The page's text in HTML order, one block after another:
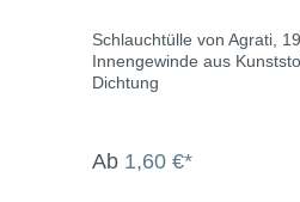
Schlauchtülle von Agrati,
Innengewinde aus
Dichtung
Ab 1,60 €*